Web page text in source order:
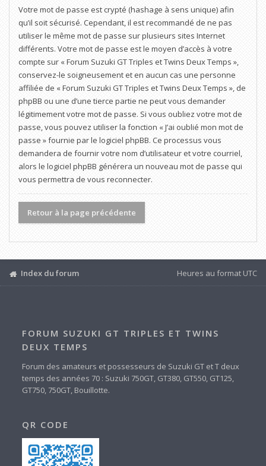
Votre mot de passe est crypté (hashage à sens unique) afin
qu’il soit sécurisé. Cependant, il est recommandé de ne pas
utiliser le même mot de passe sur plusieurs sites Internet
différents. Votre mot de passe est le moyen d’accès à votre
compte sur « Forum Suzuki GT Triples et Twins Deux Temps »,
conservez-le soigneusement et en aucun cas une personne
affiliée de « Forum Suzuki GT Triples et Twins Deux Temps », de
phpBB ou une d’une tierce partie ne peut vous demander
légitimement votre mot de passe. Si vous oubliez votre mot de
passe, vous pouvez utiliser la fonction « J’ai oublié mon mot de
passe » fournie par le logiciel phpBB. Ce processus vous
demandera de fournir votre nom d’utilisateur et votre courriel,
alors le logiciel phpBB générera un nouveau mot de passe qui
vous permettra de vous reconnecter.
Retour à la page précédente
Index du forum Heures au format UTC
FORUM SUZUKI GT TRIPLES ET TWINS
DEUX TEMPS
Forum des amateurs et possesseurs de Suzuki GT et T deux
temps des années 70 : Suzuki 750GT, GT380, GT550, GT125,
GT750, 750GT, Bouillotte.
QR CODE